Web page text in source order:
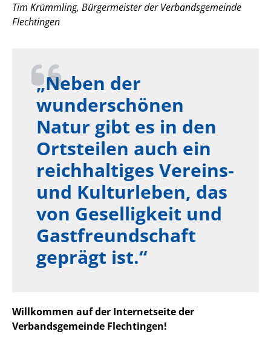
Tim Krümmling, Bürgermeister der Verbandsgemeinde
Flechtingen
„Neben der
wunderschönen
Natur gibt es in den
Ortsteilen auch ein
reichhaltiges Vereins-
und Kulturleben, das
von Geselligkeit und
Gastfreundschaft
geprägt ist.“
Willkommen auf der Internetseite der
Verbandsgemeinde Flechtingen!